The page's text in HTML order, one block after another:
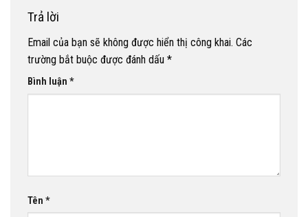
Trả lời
Email của bạn sẽ không được hiển thị công khai. Các
trường bắt buộc được đánh dấu *
Bình luận *
Tên *